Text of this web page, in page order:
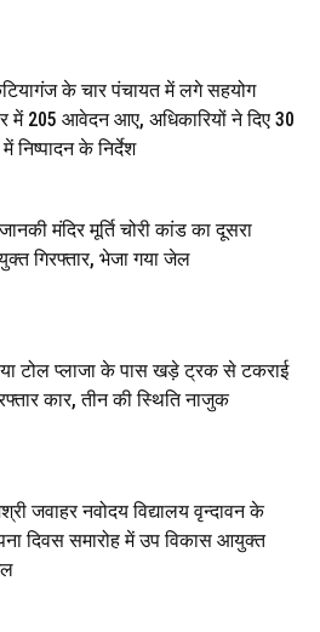
4 July 2026
जॉंच को सोना-चांदी दुकानों का एसडीपीओ और
निरीक्षण, 19 June 2026
ने मां के साथ मिलकर की भाई की हत्या, शव
14 June 2026
सरकार, 12 साल विश्वास के, मीडिया संवाद में
सिंह, 13 June 2026
के चार पंचायत में लगे सहयोग
में 205 आवेदन आए, अधिकारियों ने दिए 30
में निष्पादन के निर्देश
मंदिर मूर्ति चोरी कांड का दूसरा
गिरफ्तार, भेजा गया जेल
टोल प्लाजा के पास खड़े ट्रक से टकराई
कार, तीन की स्थिति नाजुक
जवाहर नवोदय विद्यालय वृन्दावन के
दिवस समारोह में उप विकास आयुक्त